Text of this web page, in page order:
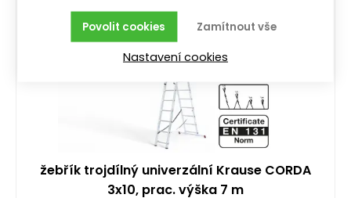
žebřík trojdílný univerzální Krause CORDA
3x10, prac. výška 7 m
Zamítnout vše
Povolit cookies
Nastavení cookies